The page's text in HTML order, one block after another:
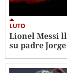
LUTO
Lionel Messi
su padre Jorge